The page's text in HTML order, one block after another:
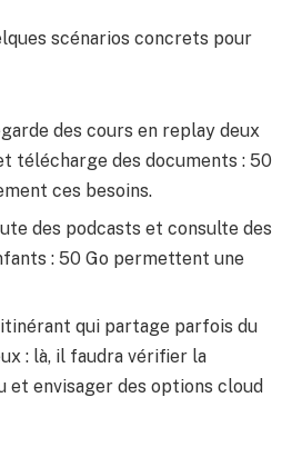
scénarios concrets pour
des cours en replay deux
télécharge des documents : 50
ces besoins.
des podcasts et consulte des
: 50 Go permettent une
qui partage parfois du
: là, il faudra vérifier la
et envisager des options cloud